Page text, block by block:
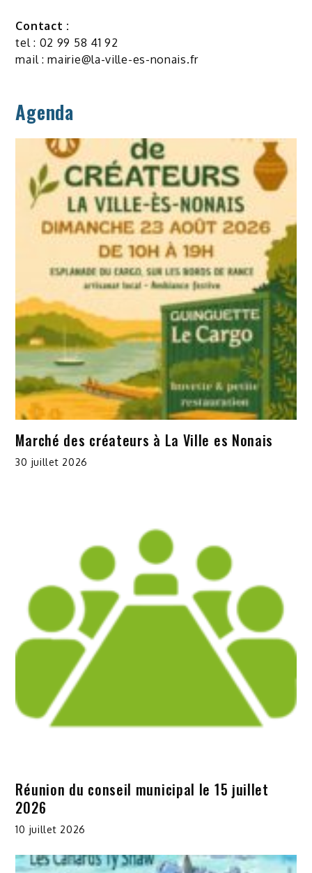
Contact :
tel : 02 99 58 41 92
mail :mairie@la-ville-es-nonais.fr
Agenda
Marché des créateurs à La Ville es Nonais
30 juillet 2026
Réunion du conseil municipal le 15 juillet
2026
10 juillet 2026